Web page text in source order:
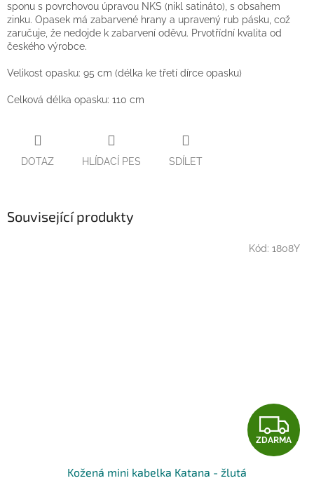
sponu s povrchovou úpravou NKS (nikl satináto), s obsahem
zinku. Opasek má zabarvené hrany a upravený rub pásku, což
zaručuje, že nedojde k zabarvení oděvu. Prvotřídní kvalita od
českého výrobce.
Velikost opasku: 95 cm (délka ke třetí dírce opasku)
Celková délka opasku: 110 cm
DOTAZ HLÍDACÍ PES SDÍLET
Související produkty
Z
D
ZDARMA
Kožená mini kabelka Katana - žlutá
Kód: 1808Y